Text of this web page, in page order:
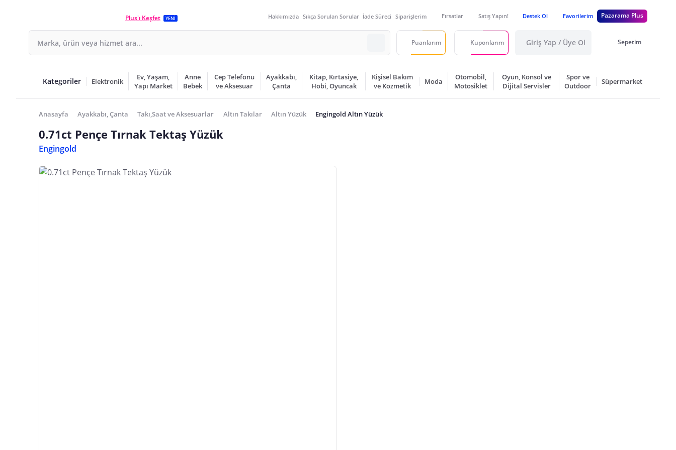
Plus'ı Keşfet YENİ Hakkımızda Sıkça Sorulan Sorular İade Süreci Siparişlerim Fırsatlar Satış Yapın! Destek Ol Favorilerim Pazarama Plus
Puanlarım Kuponlarım Giriş Yap / Üye Ol Sepetim
Kategoriler Elektronik
Ev, Yaşam,
Yapı Market
Anne
Bebek
Cep Telefonu
ve Aksesuar
Ayakkabı,
Çanta
Kitap, Kırtasiye,
Hobi, Oyuncak
Kişisel Bakım
ve Kozmetik
Moda
Otomobil,
Motosiklet
Oyun, Konsol ve
Dijital Servisler
Spor ve
Outdoor
Süpermarket
Anasayfa Ayakkabı, Çanta Takı,Saat ve Aksesuarlar Altın Takılar Altın Yüzük Engingold Altın Yüzük
0.71ct Pençe Tırnak Tektaş Yüzük
Engingold